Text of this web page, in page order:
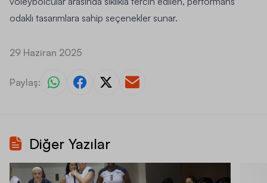
odaklı tasarımlara sahip seçenekler sunar.
29 Haziran 2025
Paylaş:
Diğer Yazılar